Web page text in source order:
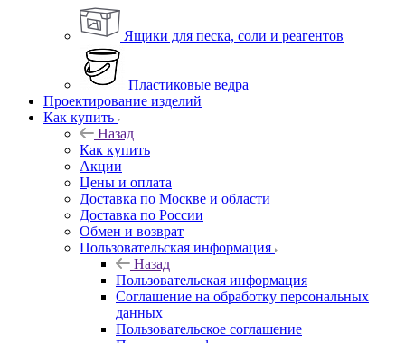
Ящики для песка, соли и реагентов
Пластиковые ведра
Проектирование изделий
Как купить
Назад
Как купить
Акции
Цены и оплата
Доставка по Москве и области
Доставка по России
Обмен и возврат
Пользовательская информация
Назад
Пользовательская информация
Соглашение на обработку персональных
данных
Пользовательское соглашение